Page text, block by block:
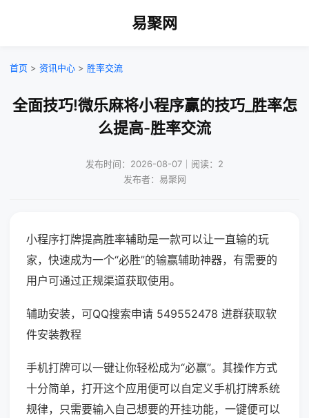
易聚网
首页 > 资讯中心 > 胜率交流
全面技巧!微乐麻将小程序赢的技巧_胜率怎
么提高-胜率交流
发布时间：2026-08-07｜阅读：2
发布者：易聚网
小程序打牌提高胜率辅助是一款可以让一直输的玩
家，快速成为一个“必胜”的输赢辅助神器，有需要的
用户可通过正规渠道获取使用。
辅助安装，可QQ搜索申请 549552478 进群获取软
件安装教程
手机打牌可以一键让你轻松成为“必赢”。其操作方式
十分简单，打开这个应用便可以自定义手机打牌系统
规律，只需要输入自己想要的开挂功能，一键便可以